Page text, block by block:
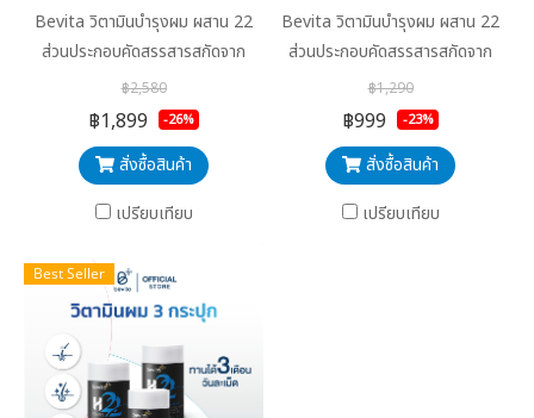
Bevita วิตามินบำรุงผม ผสาน 22
ส่วนประกอบคัดสรรสารสกัดจาก
ธรรมชาติ วิตามินและแร่ธาตุ ไว้ใน
เม็ดเดียว ครบ จบทุกปัญหาผม
฿2,580
฿1,899 -26%
สั่งซื้อสินค้า
เปรียบเทียบ
Bevita วิตามินบำรุงผม ผสาน 22
ส่วนประกอบคัดสรรสารสกัดจาก
ธรรมชาติที่จำเป็นต่อผม รวบรวม
วิตามินและแร่ธาตุ ไว้ในเม็ดเดียว
ครบ จบทุกปัญหาผม
฿1,290
฿999 -23%
สั่งซื้อสินค้า
เปรียบเทียบ
Best Seller